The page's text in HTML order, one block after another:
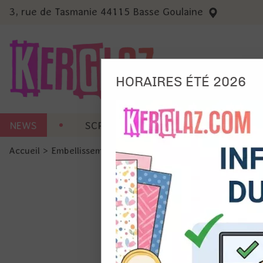
3, rue de Tasmanie 44115 Basse Goulaine
NEWS SCRAP CARTERIE MACHINES
Accueil > Embellissement > 8 brads - Coeurs roses
Ils
et du
précises
Si vous
de la
HORAIRES ÉTÉ 2026